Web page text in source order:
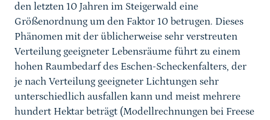
den letzten 10 Jahren im Steigerwald eine
Größenordnung um den Faktor 10 betrugen. Dieses
Phänomen mit der üblicherweise sehr verstreuten
Verteilung geeigneter Lebensräume führt zu einem
hohen Raumbedarf des Eschen-Scheckenfalters, der
je nach Verteilung geeigneter Lichtungen sehr
unterschiedlich ausfallen kann und meist mehrere
hundert Hektar beträgt (Modellrechnungen bei Freese